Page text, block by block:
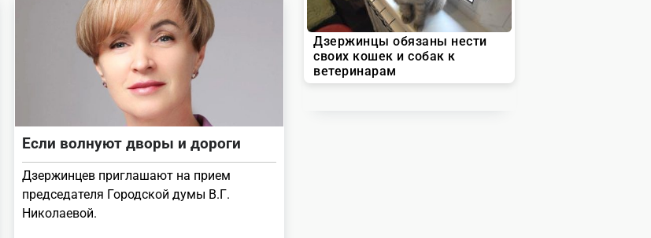
Если волнуют дворы и дороги
Дзержинцев приглашают на прием
председателя Городской думы В.Г.
Николаевой.